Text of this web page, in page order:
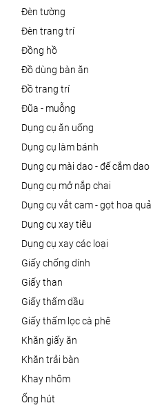
đèn tường
đèn trang trí
đồng hồ
đồ dùng bàn ăn
đồ trang trí
đũa - muỗng
dụng cụ ăn uống
dụng cụ làm bánh
dụng cụ mài dao - đế cắm dao
dụng cụ mở nắp chai
dụng cụ vắt cam - gọt hoa quả
dụng cụ xay tiêu
dụng cụ xay các loại
giấy chống dính
giấy than
giấy thấm dầu
giấy thấm lọc cà phê
khăn giấy ăn
khăn trải bàn
khay nhôm
ống hút